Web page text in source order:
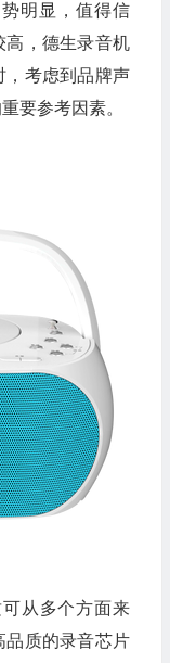
明显，值得信
高，德生录音机
，考虑到品牌声
要参考因素。
从多个方面来
品质的录音芯片